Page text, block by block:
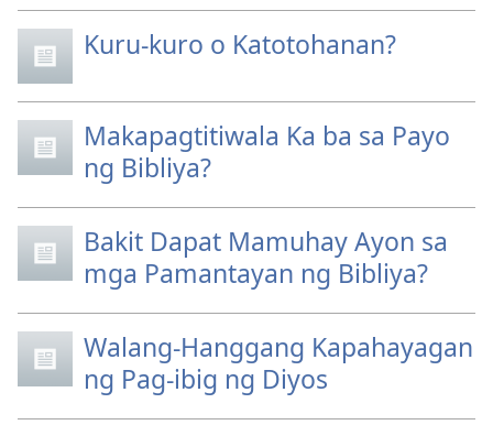
Kuru-kuro o Katotohanan?
Makapagtitiwala Ka ba sa Payo
ng Bibliya?
Bakit Dapat Mamuhay Ayon sa
mga Pamantayan ng Bibliya?
Walang-Hanggang Kapahayagan
ng Pag-ibig ng Diyos